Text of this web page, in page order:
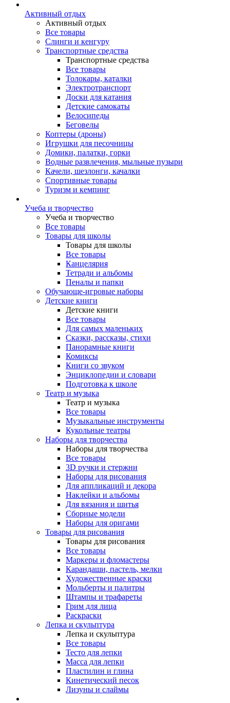
Активный отдых
Активный отдых
Все товары
Слинги и кенгуру
Транспортные средства
Транспортные средства
Все товары
Толокары, каталки
Электротранспорт
Доски для катания
Детские самокаты
Велосипеды
Беговелы
Коптеры (дроны)
Игрушки для песочницы
Домики, палатки, горки
Водные развлечения, мыльные пузыри
Качели, шезлонги, качалки
Спортивные товары
Туризм и кемпинг
Учеба и творчество
Учеба и творчество
Все товары
Товары для школы
Товары для школы
Все товары
Канцелярия
Тетради и альбомы
Пеналы и папки
Обучающе-игровые наборы
Детские книги
Детские книги
Все товары
Для самых маленьких
Сказки, рассказы, стихи
Панорамные книги
Комиксы
Книги со звуком
Энциклопедии и словари
Подготовка к школе
Театр и музыка
Театр и музыка
Все товары
Музыкальные инструменты
Кукольные театры
Наборы для творчества
Наборы для творчества
Все товары
3D ручки и стержни
Наборы для рисования
Для аппликаций и декора
Наклейки и альбомы
Для вязания и шитья
Сборные модели
Наборы для оригами
Товары для рисования
Товары для рисования
Все товары
Маркеры и фломастеры
Карандаши, пастель, мелки
Художественные краски
Мольберты и палитры
Штампы и трафареты
Грим для лица
Раскраски
Лепка и скульптура
Лепка и скульптура
Все товары
Тесто для лепки
Масса для лепки
Пластилин и глина
Кинетический песок
Лизуны и слаймы